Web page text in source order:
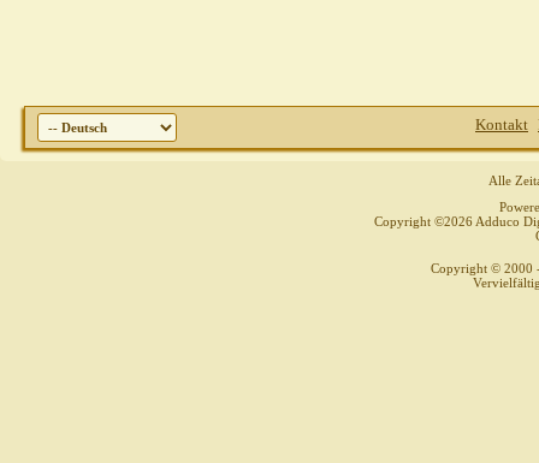
Kontakt
Alle
Copyright ©2026 Adduco
Copyright © 2000